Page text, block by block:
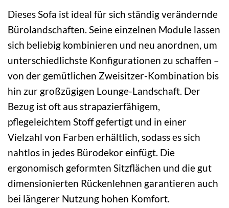
Dieses Sofa ist ideal für sich ständig verändernde
Bürolandschaften. Seine einzelnen Module lassen
sich beliebig kombinieren und neu anordnen, um
unterschiedlichste Konfigurationen zu schaffen –
von der gemütlichen Zweisitzer-Kombination bis
hin zur großzügigen Lounge-Landschaft. Der
Bezug ist oft aus strapazierfähigem,
pflegeleichtem Stoff gefertigt und in einer
Vielzahl von Farben erhältlich, sodass es sich
nahtlos in jedes Bürodekor einfügt. Die
ergonomisch geformten Sitzflächen und die gut
dimensionierten Rückenlehnen garantieren auch
bei längerer Nutzung hohen Komfort.